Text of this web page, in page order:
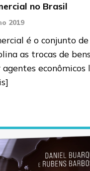
no Brasil
2019
é o conjunto
as trocas de
econômicos